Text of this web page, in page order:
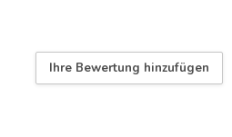
Ihre Bewertung hinzufügen